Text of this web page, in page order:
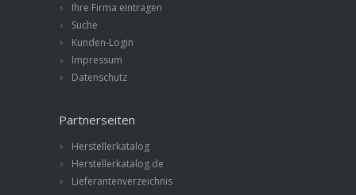
Ihre Firma eintragen
Suche
Kunden-Login
Impressum
Datenschutz
Partnerseiten
Herstellerkatalog
Herstellerkatalog.de
Lieferantenverzeichnis